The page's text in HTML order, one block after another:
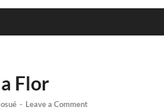
Flor
- Leave a Comment